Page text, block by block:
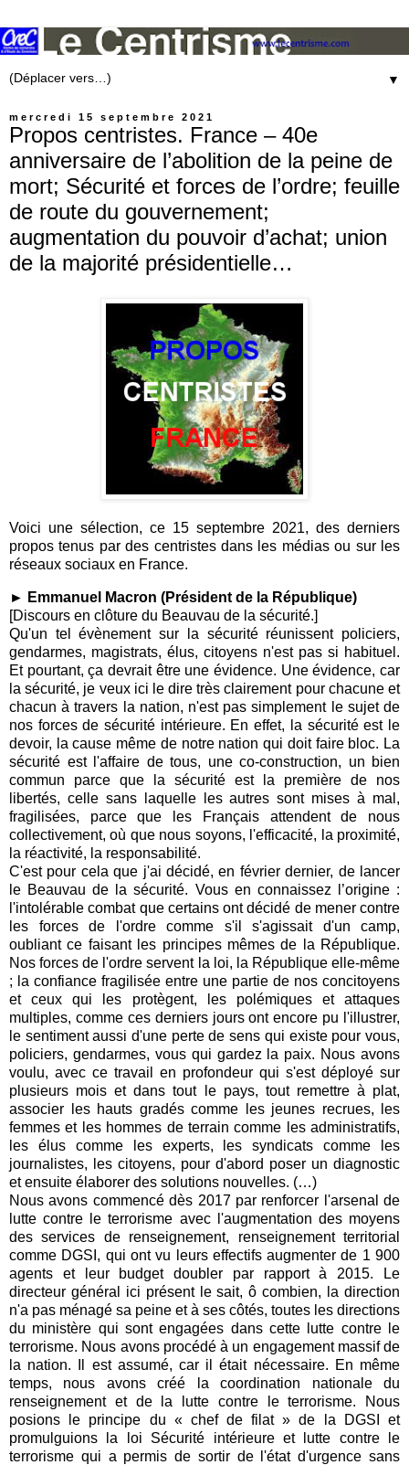
▼
mercredi 15 septembre 2021
Propos centristes. France – 40e
anniversaire de l’abolition de la peine de
mort; Sécurité et forces de l’ordre; feuille
de route du gouvernement;
augmentation du pouvoir d’achat; union
de la majorité présidentielle…
Voici une sélection, ce 15 septembre 2021, des derniers
propos tenus par des centristes dans les médias ou sur les
réseaux sociaux en France.
► Emmanuel Macron (Président de la République)
[Discours en clôture du Beauvau de la sécurité.]
Qu'un tel évènement sur la sécurité réunissent policiers,
gendarmes, magistrats, élus, citoyens n'est pas si habituel.
Et pourtant, ça devrait être une évidence. Une évidence, car
la sécurité, je veux ici le dire très clairement pour chacune et
chacun à travers la nation, n'est pas simplement le sujet de
nos forces de sécurité intérieure. En effet, la sécurité est le
devoir, la cause même de notre nation qui doit faire bloc. La
sécurité est l'affaire de tous, une co-construction, un bien
commun parce que la sécurité est la première de nos
libertés, celle sans laquelle les autres sont mises à mal,
fragilisées, parce que les Français attendent de nous
collectivement, où que nous soyons, l'efficacité, la proximité,
la réactivité, la responsabilité.
C'est pour cela que j'ai décidé, en février dernier, de lancer
le Beauvau de la sécurité. Vous en connaissez l’origine :
l'intolérable combat que certains ont décidé de mener contre
les forces de l'ordre comme s'il s'agissait d'un camp,
oubliant ce faisant les principes mêmes de la République.
Nos forces de l'ordre servent la loi, la République elle-même
; la confiance fragilisée entre une partie de nos concitoyens
et ceux qui les protègent, les polémiques et attaques
multiples, comme ces derniers jours ont encore pu l'illustrer,
le sentiment aussi d'une perte de sens qui existe pour vous,
policiers, gendarmes, vous qui gardez la paix. Nous avons
voulu, avec ce travail en profondeur qui s'est déployé sur
plusieurs mois et dans tout le pays, tout remettre à plat,
associer les hauts gradés comme les jeunes recrues, les
femmes et les hommes de terrain comme les administratifs,
les élus comme les experts, les syndicats comme les
journalistes, les citoyens, pour d'abord poser un diagnostic
et ensuite élaborer des solutions nouvelles. (…)
Nous avons commencé dès 2017 par renforcer l'arsenal de
lutte contre le terrorisme avec l'augmentation des moyens
des services de renseignement, renseignement territorial
comme DGSI, qui ont vu leurs effectifs augmenter de 1 900
agents et leur budget doubler par rapport à 2015. Le
directeur général ici présent le sait, ô combien, la direction
n'a pas ménagé sa peine et à ses côtés, toutes les directions
du ministère qui sont engagées dans cette lutte contre le
terrorisme. Nous avons procédé à un engagement massif de
la nation. Il est assumé, car il était nécessaire. En même
temps, nous avons créé la coordination nationale du
renseignement et de la lutte contre le terrorisme. Nous
posions le principe du « chef de filat » de la DGSI et
promulguions la loi Sécurité intérieure et lutte contre le
terrorisme qui a permis de sortir de l'état d'urgence sans